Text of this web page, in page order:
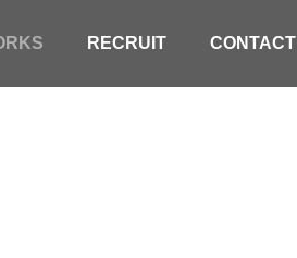
RECRUIT CONTACT